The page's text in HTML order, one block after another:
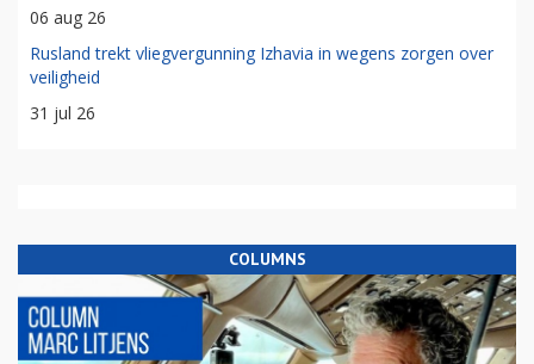
06 aug 26
Rusland trekt vliegvergunning Izhavia in wegens zorgen over
veiligheid
31 jul 26
COLUMNS